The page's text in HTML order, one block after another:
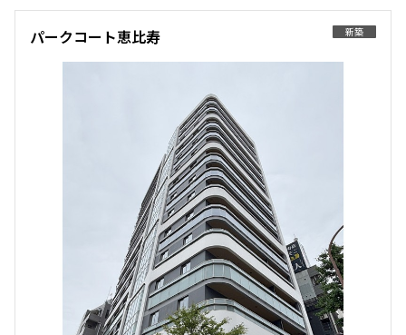
新築
パークコート恵比寿